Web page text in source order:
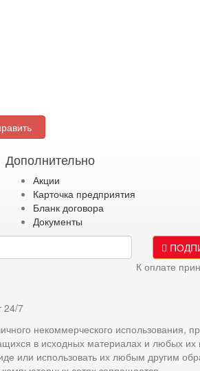
Дополнительно
Акции
Карточка предприятия
Бланк договора
Документы
24/7
К оплате
некоммерческого использования,
в исходных материалах и любых
или использовать их любым другим